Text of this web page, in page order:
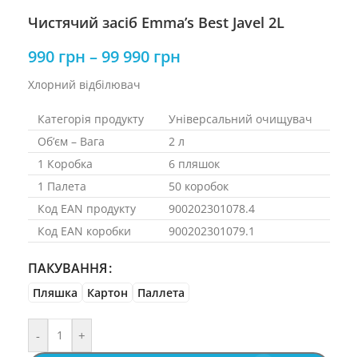
Чистячий засіб Emma’s Best Javel 2L
990 грн –99 990 грн
Хлорний відбілювач
Категорія продукту
Універсальний очищувач
Об’єм – Вага
2 л
1 Коробка
6 пляшок
1 Палета
50 коробок
Код EAN продукту
900202301078.4
Код EAN коробки
900202301079.1
ПАКУВАННЯ
Пляшка Картон Паллета
- +